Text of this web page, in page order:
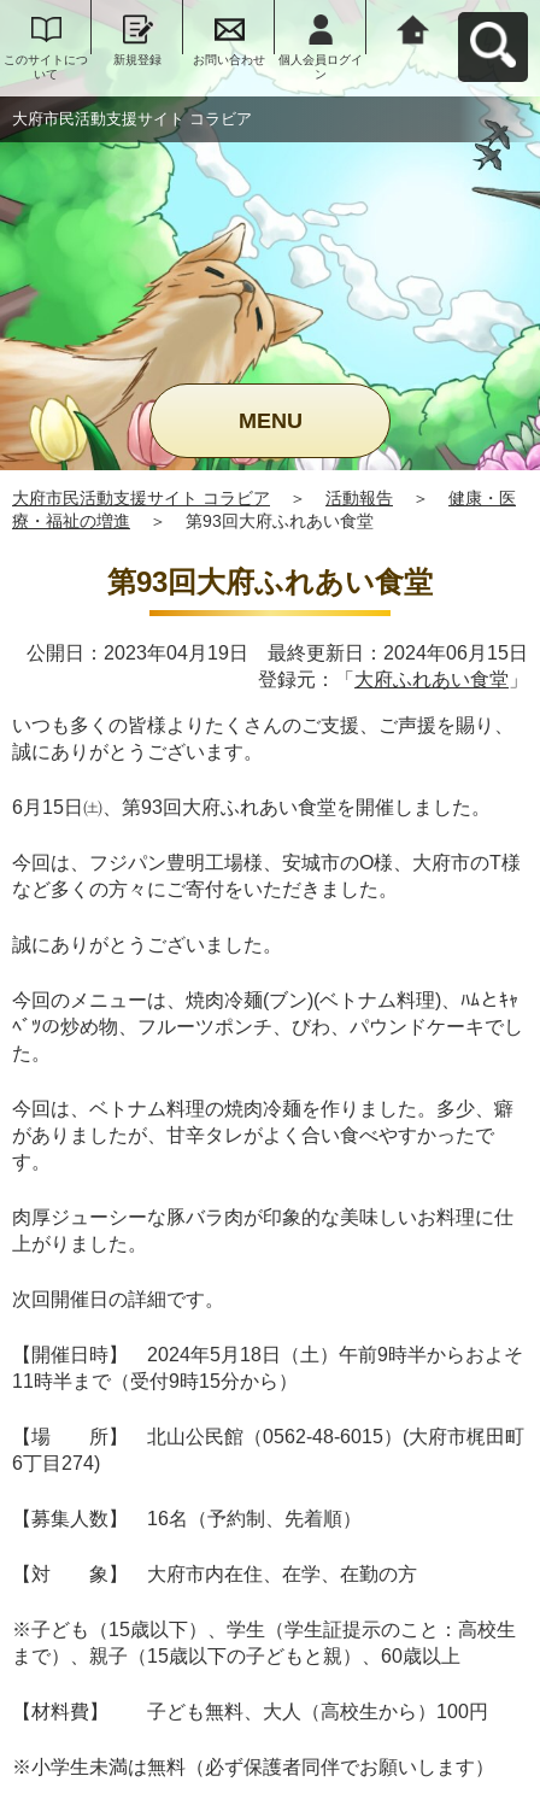
このサイトにつ
いて
新規登録 お問い合わせ
個人会員ログイ
ン
大府市民活動支
援サイト コラビ
アへ戻る
大府市民活動支援サイト コラビア
MENU
大府市民活動支援サイト コラビア ＞ 活動報告 ＞
健康・医
療・福祉の増進
＞ 第93回大府ふれあい食堂
第93回大府ふれあい食堂
公開日：2023年04月19日 最終更新日：2024年06月15日
登録元：「 大府ふれあい食堂 」
いつも多くの皆様よりたくさんのご支援、ご声援を賜り、
誠にありがとうございます。
6月15日㈯、第93回大府ふれあい食堂を開催しました。
今回は、フジパン豊明工場様、安城市のO様、大府市のT様
など多くの方々にご寄付をいただきました。
誠にありがとうございました。
今回のメニューは、焼肉冷麺(ブン)(ベトナム料理)、ﾊﾑとｷｬ
ﾍﾞﾂの炒め物、フルーツポンチ、びわ、パウンドケーキでし
た。
今回は、ベトナム料理の焼肉冷麺を作りました。多少、癖
がありましたが、甘辛タレがよく合い食べやすかったで
す。
肉厚ジューシーな豚バラ肉が印象的な美味しいお料理に仕
上がりました。
次回開催日の詳細です。
【開催日時】 2024年5月18日（土）午前9時半からおよそ
11時半まで（受付9時15分から）
【場 所】 北山公民館（0562-48-6015）(大府市梶田町
6丁目274)
【募集人数】 16名（予約制、先着順）
【対 象】 大府市内在住、在学、在勤の方
※子ども（15歳以下）、学生（学生証提示のこと：高校生
まで）、親子（15歳以下の子どもと親）、60歳以上
【材料費】 子ども無料、大人（高校生から）100円
※小学生未満は無料（必ず保護者同伴でお願いします）